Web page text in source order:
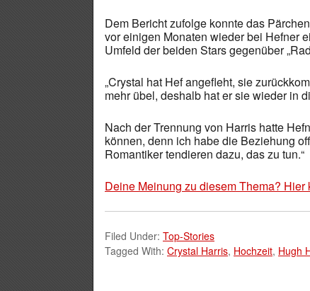
Dem Bericht zufolge konnte das
vor einigen Monaten wieder bei Hefner
Umfeld der beiden Stars gegenüber
„Crystal hat Hef angefleht, sie
mehr übel, deshalb hat er sie wieder in
Nach der Trennung von Harris hatte
können, denn ich habe die Beziehung
Romantiker tendieren dazu, das zu tun.“
Deine Meinung zu diesem Thema? Hier
Filed Under: Top-Stories
Tagged With: Crystal Harris, Hochzeit, Hugh